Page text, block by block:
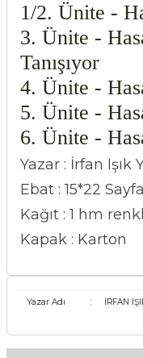
1/2. Ünite -
3. Ünite -
Tanışıyor
4. Ünite -
5. Ünite -
6. Ünite -
Yazar : İrfan Işık
Ebat : 15*22
Kağıt : 1 hm
Kapak : Karton
Yazar Adı : İRFAN